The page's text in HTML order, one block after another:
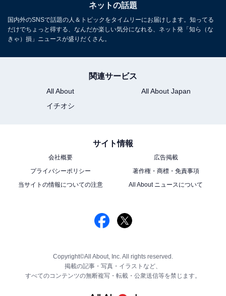
ネットの話題
国内外のSNSで話題の人＆トピックをタイムリーにお届けします。知ってる
だけでちょっと得する、なんだか楽しい気分になれる、ネット発「知ら（な
きゃ）損」ニュースが盛りだくさん。
関連サービス
All About
All About Japan
イチオシ
サイト情報
会社概要
広告掲載
プライバシーポリシー
著作権・商標・免責事項
当サイトの情報についての注意
All About ニュースについて
Copyright©All About, Inc. All rights reserved.
掲載の記事・写真・イラストなど、
すべてのコンテンツの無断複写・転載・公衆送信等を禁じます。